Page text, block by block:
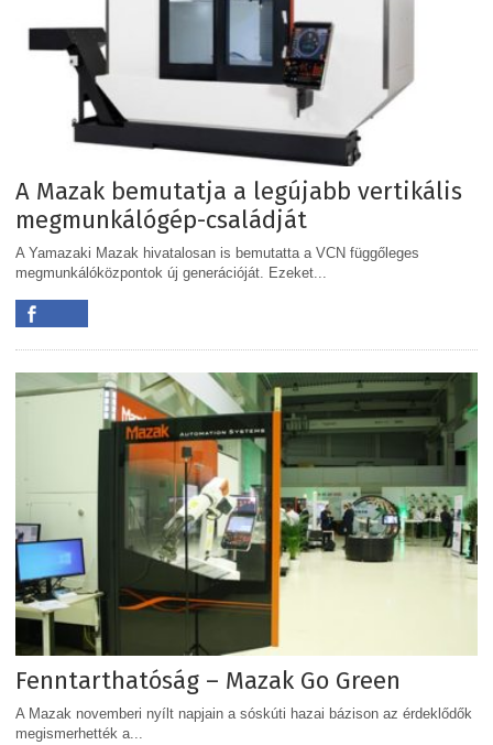
A Mazak bemutatja a legújabb vertikális
megmunkálógép-családját
A Yamazaki Mazak hivatalosan is bemutatta a VCN függőleges
megmunkálóközpontok új generációját. Ezeket...
Fenntarthatóság – Mazak Go Green
A Mazak novemberi nyílt napjain a sóskúti hazai bázison az érdeklődők
megismerhették a...